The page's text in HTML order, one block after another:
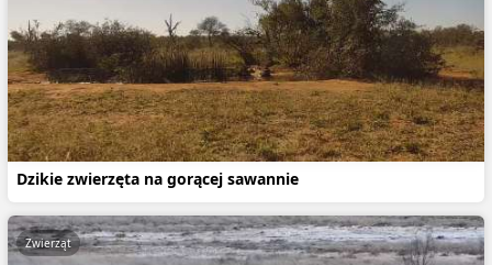
Dzikie zwierzęta na gorącej sawannie
Zwierząt